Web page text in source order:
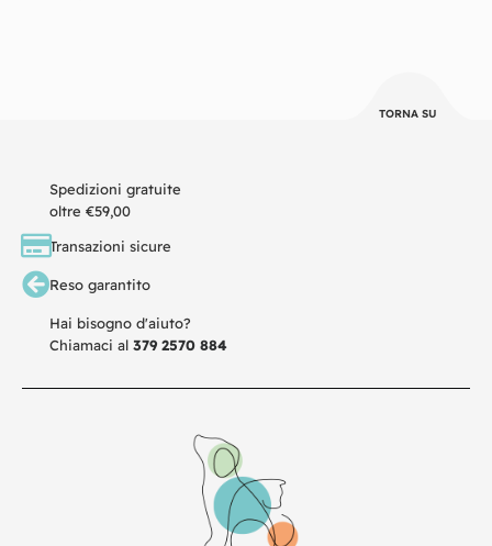
TORNA SU
Spedizioni gratuite
oltre €59,00
Transazioni sicure
Reso garantito
Hai bisogno d'aiuto?
Chiamaci al 379 2570 884